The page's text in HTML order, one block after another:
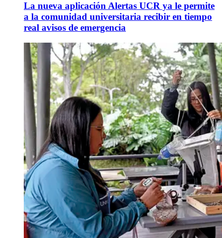
La nueva aplicación Alertas UCR ya le permite
a la comunidad universitaria recibir en tiempo
real avisos de emergencia